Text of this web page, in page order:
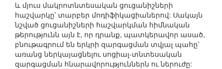
և մյուս մակրոտնտեսական ցուցանիշների
հաշվարկը՝ տարբեր մոդիֆիկացիաներով: Սակայն
նշված ցուցանիշների հաշվարկման հիմնական
թերությունն այն է, որ դրանք, պատկերավոր ասած,
բնութագրում են երկրի զարգացման տվյալ պահը՝
առանց ներկայացնելու սոցիալ-տնտեսական
զարգացման հնարավորություններն ու ներուժը: